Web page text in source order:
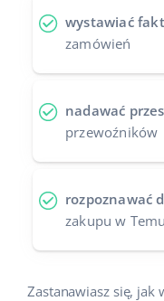
wystawiać
zamówień
nadawać
przewoźników
rozpoznawać
zakupu w
Zastanawiasz się, jak